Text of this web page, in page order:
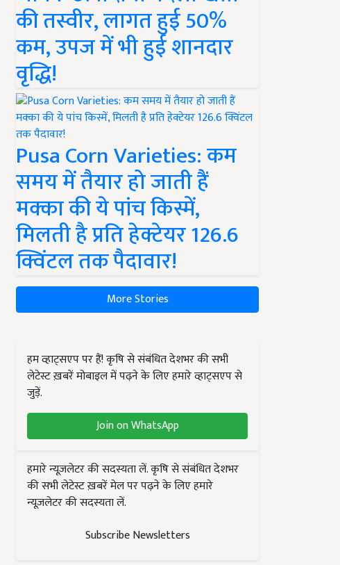
की तस्वीर, लागत हुई 50%
कम, उपज में भी हुई शानदार
वृद्धि!
Pusa Corn Varieties: कम
समय में तैयार हो जाती हैं
मक्का की ये पांच किस्में,
मिलती है प्रति हेक्टेयर 126.6
क्विंटल तक पैदावार!
More Stories
हम व्हाट्सएप पर हैं! कृषि से संबंधित देशभर की सभी
लेटेस्ट ख़बरें मोबाइल में पढ़ने के लिए हमारे व्हाट्सएप से
जुड़ें.
Join on WhatsApp
हमारे न्यूज़लेटर की सदस्यता लें. कृषि से संबंधित देशभर
की सभी लेटेस्ट ख़बरें मेल पर पढ़ने के लिए हमारे
न्यूज़लेटर की सदस्यता लें.
Subscribe Newsletters